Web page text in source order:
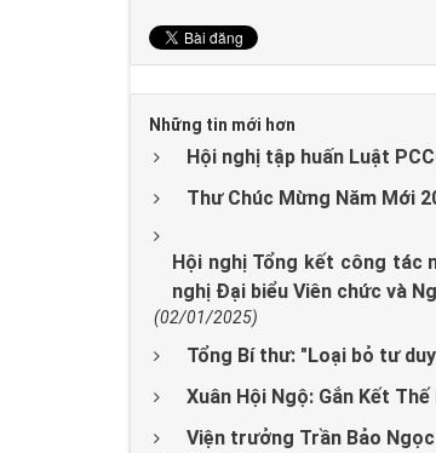
Những tin mới hơn
Hội nghị tập huấn Luật
Thư Chúc Mừng Năm Mới
Hội nghị Tổng kết công tác
nghị Đại biểu Viên chức và
(02/01/2025)
Tổng Bí thư: "Loại bỏ tư
Xuân Hội Ngộ: Gắn Kết
Viện trưởng Trần Bảo